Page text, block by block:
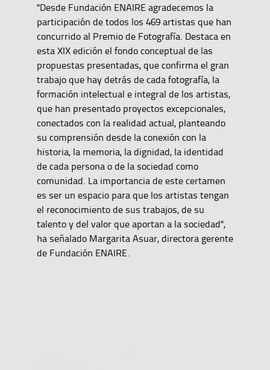
"Desde Fundación ENAIRE agradecemos la
participación de todos los 469 artistas que han
concurrido al Premio de Fotografía. Destaca en
esta XIX edición el fondo conceptual de las
propuestas presentadas, que confirma el gran
trabajo que hay detrás de cada fotografía, la
formación intelectual e integral de los artistas,
que han presentado proyectos excepcionales,
conectados con la realidad actual, planteando
su comprensión desde la conexión con la
historia, la memoria, la dignidad, la identidad
de cada persona o de la sociedad como
comunidad. La importancia de este certamen
es ser un espacio para que los artistas tengan
el reconocimiento de sus trabajos, de su
talento y del valor que aportan a la sociedad",
ha señalado Margarita Asuar, directora gerente
de Fundación ENAIRE.